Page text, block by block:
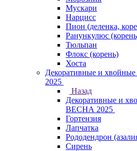
Мускари
Нарцисс
Пион (деленка,
Ранункулюс
Тюльпан
Флокс (корень)
Хоста
Декоративные и
2025
Назад
Декоративные и
ВЕСНА 2025
Гортензия
Лапчатка
Рододендрон
Сирень